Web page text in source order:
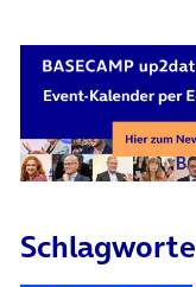
Schlagworte